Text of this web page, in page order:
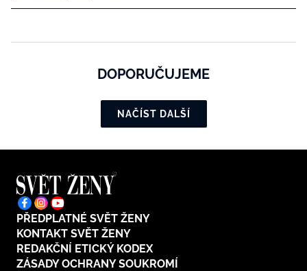
DOPORUČUJEME
NAČÍST DALŠÍ
PŘEDPLATNÉ SVĚT ŽENY
KONTAKT SVĚT ŽENY
REDAKČNÍ ETICKÝ KODEX
ZÁSADY OCHRANY SOUKROMÍ